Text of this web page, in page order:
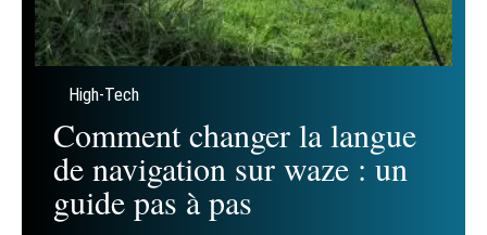
High-Tech
Comment changer la langue
de navigation sur waze : un
guide pas à pas